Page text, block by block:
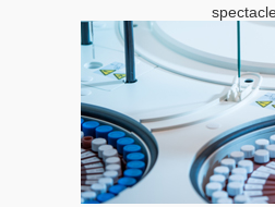
Automate
reçu le prix du
l’industrialisation
de flambeau